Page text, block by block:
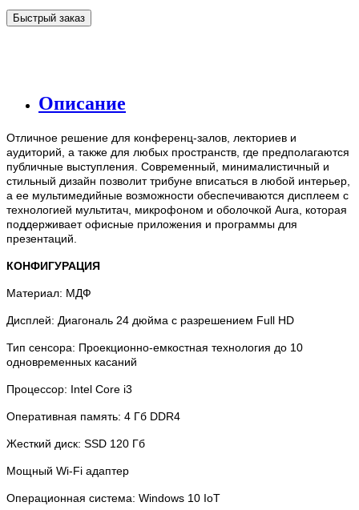
Быстрый заказ
Описание
Отличное решение для конференц-залов, лекториев и
аудиторий, а также для любых пространств, где предполагаются
публичные выступления. Современный, минималистичный и
стильный дизайн позволит трибуне вписаться в любой интерьер,
а ее мультимедийные возможности обеспечиваются дисплеем с
технологией мультитач, микрофоном и оболочкой Aura, которая
поддерживает офисные приложения и программы для
презентаций.
КОНФИГУРАЦИЯ
Материал: МДФ
Дисплей: Диагональ 24 дюйма с разрешением Full HD
Тип сенсора: Проекционно-емкостная технология до 10
одновременных касаний
Процессор: Intel Core i3
Оперативная память: 4 Гб DDR4
Жесткий диск: SSD 120 Гб
Мощный Wi-Fi адаптер
Операционная система: Windows 10 IoT